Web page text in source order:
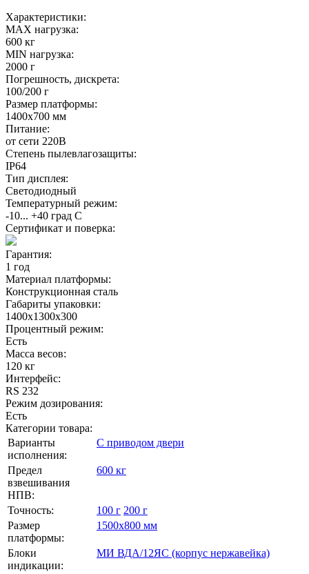
Характеристики:
MAX нагрузка:
600 кг
MIN нагрузка:
2000 г
Погрешность, дискрета:
100/200 г
Размер платформы:
1400х700 мм
Питание:
от сети 220В
Степень пылевлагозащиты:
IP64
Тип дисплея:
Светодиодный
Температурный режим:
-10... +40 град С
Сертификат и поверка:
Гарантия:
1 год
Материал платформы:
Конструкционная сталь
Габариты упаковки:
1400х1300х300
Процентный режим:
Есть
Масса весов:
120 кг
Интерфейс:
RS 232
Режим дозирования:
Есть
Категории товара:
Варианты
исполнения:
С приводом двери
Предел
взвешивания
НПВ:
600 кг
Точность: 100 г 200 г
Размер
платформы:
1500х800 мм
Блоки
индикации:
МИ ВДА/12ЯС (корпус нержавейка)